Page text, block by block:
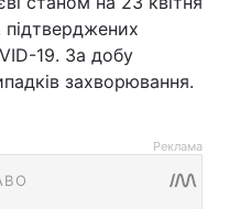
підтверджених
19. За добу
захворювання.
Реклама